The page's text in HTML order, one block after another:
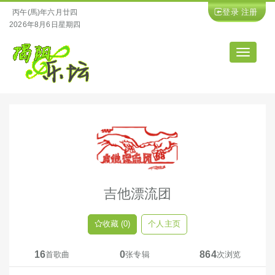
丙午(馬)年六月廿四
2026年8月6日星期四
登录 注册
导
航
吉他漂流团
收藏 (0) 个人主页
16首歌曲 0张专辑 864次浏览